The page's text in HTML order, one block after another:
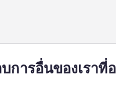
การอื่นของเราที่